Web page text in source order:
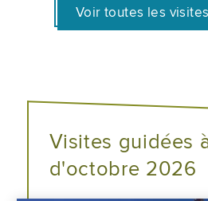
Voir toutes les
Visites guidées
d'octobre 2026